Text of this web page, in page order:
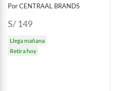
Por CENTRAAL BRANDS
S/ 149
Llega mañana
Retira hoy